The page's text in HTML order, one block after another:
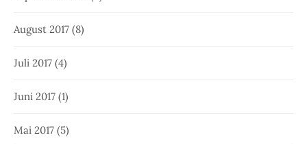
August 2017 (8)
Juli 2017 (4)
Juni 2017 (1)
Mai 2017 (5)